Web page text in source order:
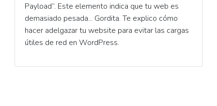
Payload”. Este elemento indica que tu web es
demasiado pesada... Gordita. Te explico cómo
hacer adelgazar tu website para evitar las cargas
útiles de red en WordPress.